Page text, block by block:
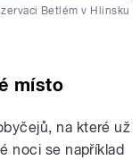
Betlém v Hlinsku
místo
na které už
noci se například